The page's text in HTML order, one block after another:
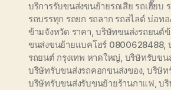
บริการรับขนส่งขนย้ายรถเสีย รถเฮี๊ยบ
รถบรรทุก รถยก รถลาก รถสไลด์ บ่อทอ
ข้ามจังหวัด ราคา,บริษัทขนส่งรถยนต์
ขนส่งขนย้ายแบคโฮร์ 0800628488,
รถยนต์ กรุงเทพ หาดใหญ่, บริษัทรับขน
บริษัทรับขนส่งรถคอกขนส่งของ, บริษัท
บริษัทรับขนส่งรับขนย้ายร้านกาแฟ,บริ